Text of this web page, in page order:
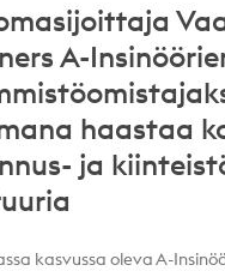
A-
haastaa
ja
kasvussa oleva A-